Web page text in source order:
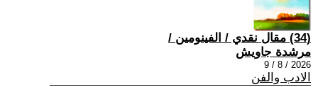
(34) مقال نقدي / الفينومين /
مرشدة جاويش
2026 / 8 / 9
الادب والفن